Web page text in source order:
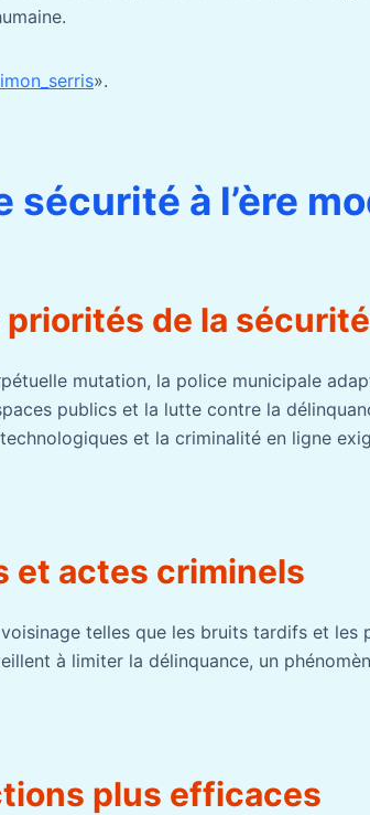
».
sécurité à l’ère
priorités de la
mutation, la police municipale
publics et la lutte contre la
et la criminalité en ligne
et actes criminels
telles que les bruits tardifs et les
à limiter la délinquance, un
plus efficaces